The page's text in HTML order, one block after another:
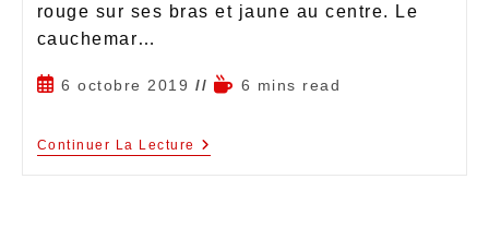
rouge sur ses bras et jaune au centre. Le
cauchemar…
6 octobre 2019 6 mins read
Continuer La Lecture